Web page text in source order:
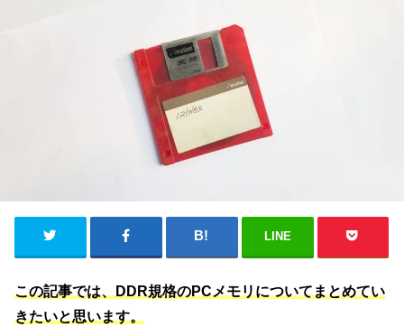
LINE
この記事では、DDR規格のPCメモリについてまとめてい
きたいと思います。